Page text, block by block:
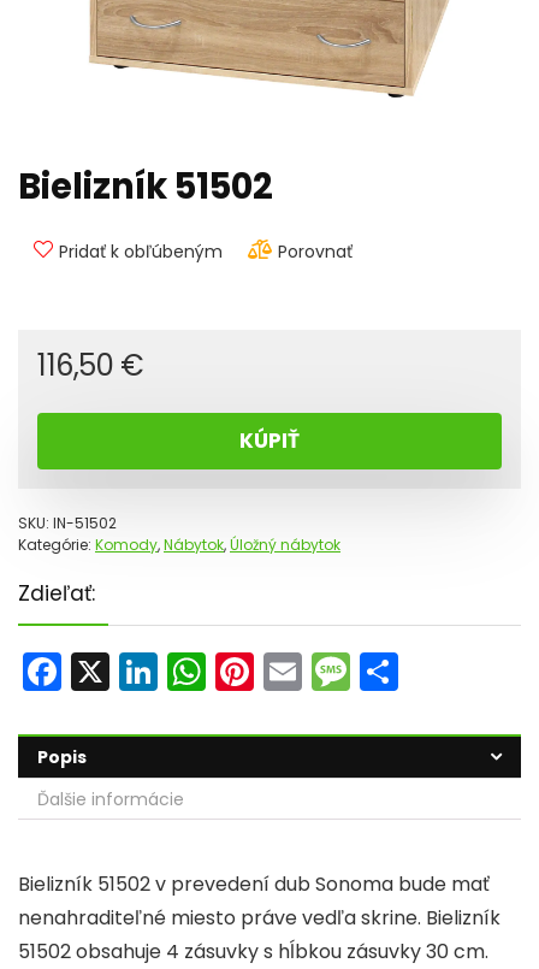
Bielizník 51502
Pridať k obľúbeným Porovnať
116,50 €
KÚPIŤ
SKU: IN-51502
Kategórie: Komody,Nábytok,Úložný nábytok
Zdieľať:
F
a
c
e
b
o
o
k
X Li
n
k
e
dI
W
h
a
ts
A
p
Pi
nt
er
e
st
E
m
ai
l
M
e
s
s
a
e
ar
e
Popis
Ďalšie informácie
Bielizník 51502 v prevedení dub Sonoma bude mať
nenahraditeľné miesto práve vedľa skrine. Bielizník
51502 obsahuje 4 zásuvky s hĺbkou zásuvky 30 cm.